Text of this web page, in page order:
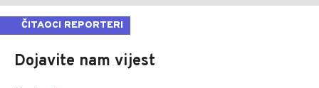
ČITAOCI REPORTERI
Dojavite nam vijest